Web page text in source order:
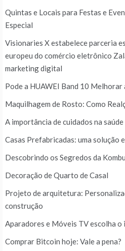
Quintas e Locais para Festas e
Especial
Visionaries X estabelece parceria
europeu do comércio eletrônico
marketing digital
Pode a HUAWEI Band 10 Melhorar
Maquilhagem de Rosto: Como
A importância de cuidados na
Casas Prefabricadas: uma solução
Descobrindo os Segredos da
Decoração de Quarto de Casal
Projeto de arquitetura:
construção
Aparadores e Móveis TV escolha o
Comprar Bitcoin hoje: Vale a pena?